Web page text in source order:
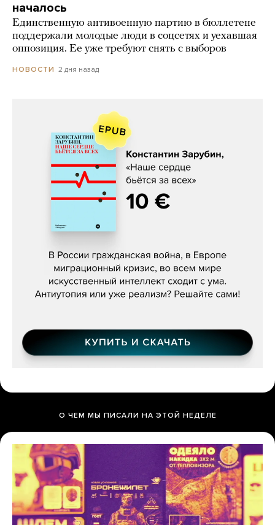
началось
Единственную антивоенную партию в бюллетене
поддержали молодые люди в соцсетях и уехавшая
оппозиция. Ее уже требуют снять с выборов
НОВОСТИ 2 дня назад
Константин Зарубин, «Наше сердце
О ЧЕМ МЫ ПИСАЛИ НА ЭТОЙ НЕДЕЛЕ